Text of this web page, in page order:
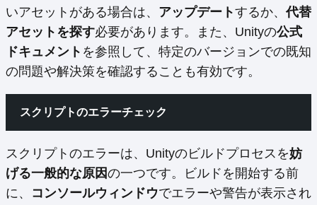
いアセットがある場合は、 アップデートするか、代替
アセットを探す必要があります。また、Unityの公式
ドキュメント を参照して、特定のバージョンでの既知
の問題や解決策を確認することも有効です。
スクリプトのエラーチェック
スクリプトのエラーは、Unityのビルドプロセスを妨
げる一般的な原因の一つです。ビルドを開始する前
に、 コンソールウィンドウでエラーや警告が表示され